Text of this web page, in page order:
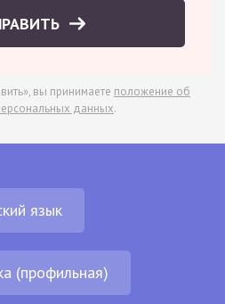
вы принимаете положение об
данных.
язык
(профильная)